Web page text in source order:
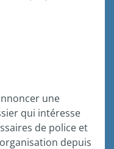
une
qui intéresse
de police et
depuis